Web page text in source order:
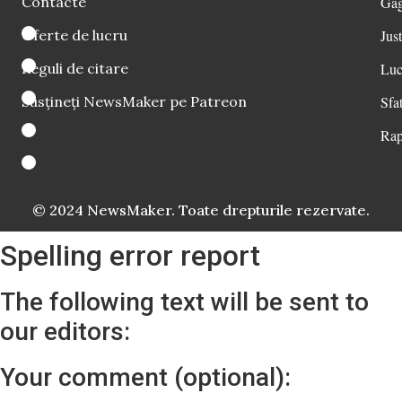
Oferte de lucru
Reguli de citare
Susțineți NewsMaker pe Patreon
© 2024 NewsMaker. Toate drepturile rezervate.
Spelling error report
The following text will be sent to
our editors:
Your comment (optional):